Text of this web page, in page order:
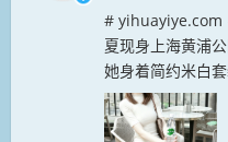
# yihuayiye.com
夏现身上海黄浦
她身着简约米白
泉水，从容享受
映，褪去城市...